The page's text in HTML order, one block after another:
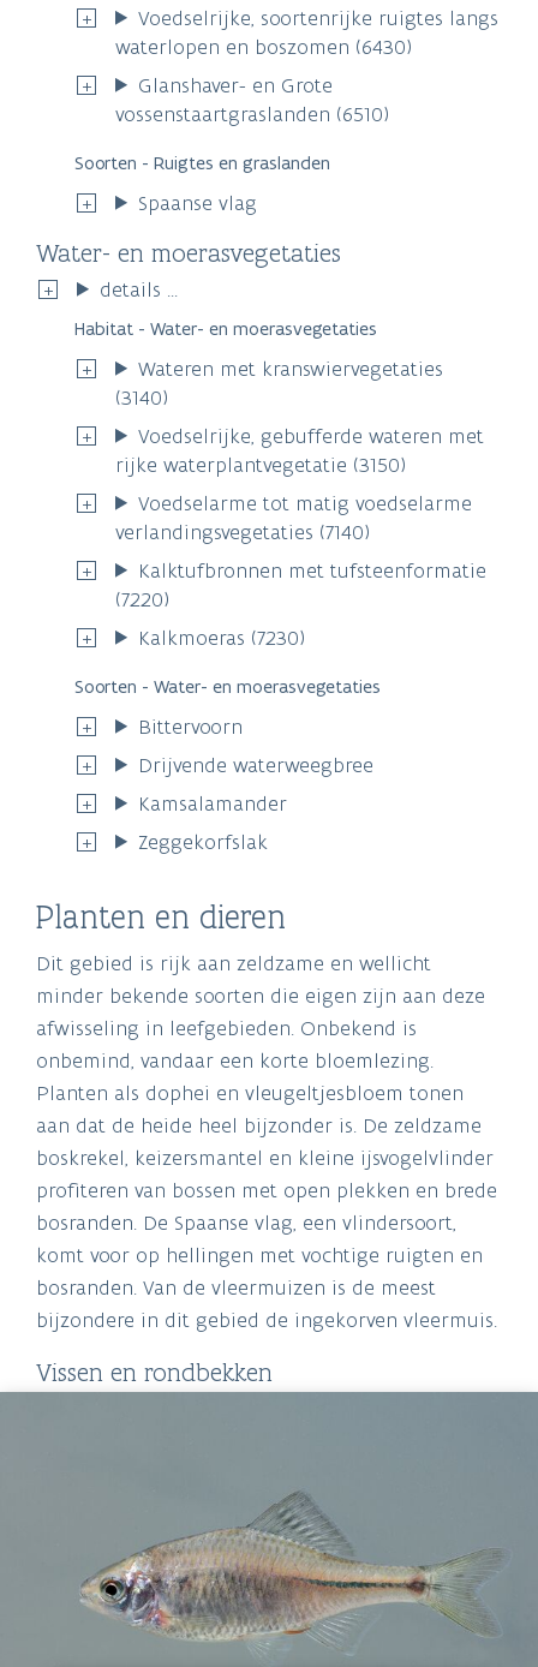
Voedselrijke, soortenrijke ruigtes langs
waterlopen en boszomen (6430)
Glanshaver- en Grote
vossenstaartgraslanden (6510)
Soorten - Ruigtes en graslanden
Spaanse vlag
Water- en moerasvegetaties
details ...
Habitat - Water- en moerasvegetaties
Wateren met kranswiervegetaties
(3140)
Voedselrijke, gebufferde wateren met
rijke waterplantvegetatie (3150)
Voedselarme tot matig voedselarme
verlandingsvegetaties (7140)
Kalktufbronnen met tufsteenformatie
(7220)
Kalkmoeras (7230)
Soorten - Water- en moerasvegetaties
Bittervoorn
Drijvende waterweegbree
Kamsalamander
Zeggekorfslak
Planten en dieren
Dit gebied is rijk aan zeldzame en wellicht
minder bekende soorten die eigen zijn aan deze
afwisseling in leefgebieden. Onbekend is
onbemind, vandaar een korte bloemlezing.
Planten als dophei en vleugeltjesbloem tonen
aan dat de heide heel bijzonder is. De zeldzame
boskrekel, keizersmantel en kleine ijsvogelvlinder
profiteren van bossen met open plekken en brede
bosranden. De Spaanse vlag, een vlindersoort,
komt voor op hellingen met vochtige ruigten en
bosranden. Van de vleermuizen is de meest
bijzondere in dit gebied de ingekorven vleermuis.
Vissen en rondbekken